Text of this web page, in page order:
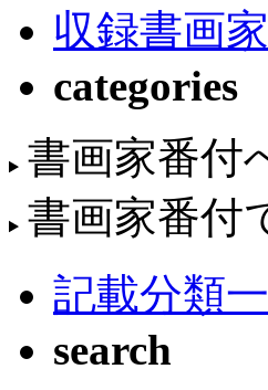
収録書画
categories
書画家番付
書画家番付
記載分類
search